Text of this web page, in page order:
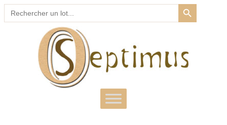
Search
for:
SEARCH BUTTON